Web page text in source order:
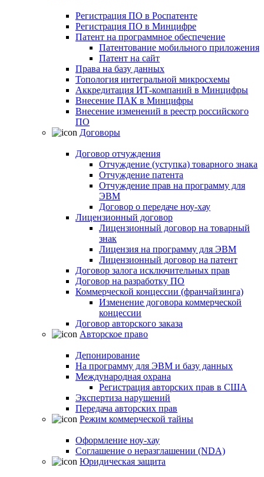
Регистрация ПО в Роспатенте
Регистрация ПО в Минцифре
Патент на программное обеспечение
Патентование мобильного приложения
Патент на сайт
Права на базу данных
Топология интегральной микросхемы
Аккредитация ИТ-компаний в Минцифры
Внесение ПАК в Минцифры
Внесение изменений в реестр российского
ПО
Договоры
Договор отчуждения
Отчуждение (уступка) товарного знака
Отчуждение патента
Отчуждение прав на программу для
ЭВМ
Договор о передаче ноу-хау
Лицензионный договор
Лицензионный договор на товарный
знак
Лицензия на программу для ЭВМ
Лицензионный договор на патент
Договор залога исключительных прав
Договор на разработку ПО
Коммерческой концессии (франчайзинга)
Изменение договора коммерческой
концессии
Договор авторского заказа
Авторское право
Депонирование
На программу для ЭВМ и базу данных
Международная охрана
Регистрация авторских прав в США
Экспертиза нарушений
Передача авторских прав
Режим коммерческой тайны
Оформление ноу-хау
Соглашение о неразглашении (NDA)
Юридическая защита